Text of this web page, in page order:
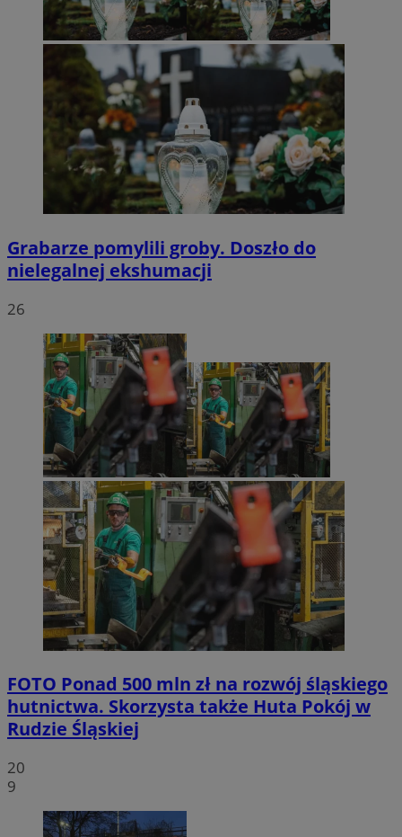
Grabarze pomylili groby. Doszło do
nielegalnej ekshumacji
26
FOTO Ponad 500 mln zł na rozwój śląskiego
hutnictwa. Skorzysta także Huta Pokój w
Rudzie Śląskiej
20
9